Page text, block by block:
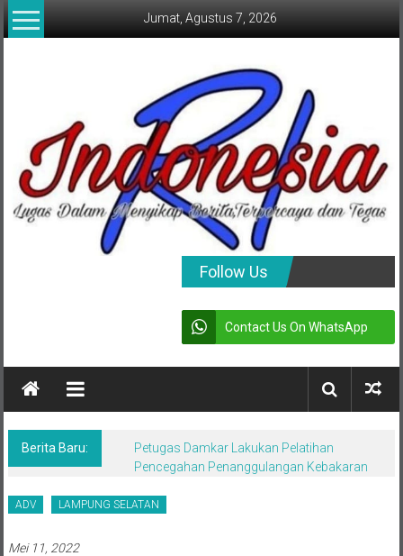
Lompat
ke
Jumat, Agustus 7, 2026
Menyikap
Dan
Tegas
Follow Us
Contact Us On WhatsApp
Berita Baru:
Petugas Damkar Lakukan Pelatihan
Pencegahan Penanggulangan Kebakaran
ADV LAMPUNG SELATAN
Mei 11, 2022